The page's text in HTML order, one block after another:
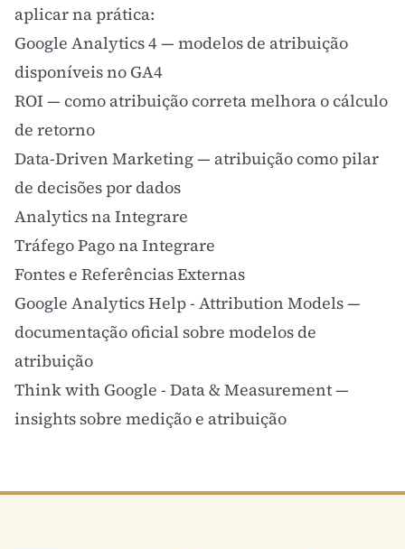
aplicar na prática:
Google Analytics 4— modelos de atribuição
disponíveis no GA4
ROI — como atribuição correta melhora o cálculo
de retorno
Data-Driven Marketing— atribuição como pilar
de decisões por dados
Analytics na Integrare
Tráfego Pago na Integrare
Fontes e Referências Externas
Google Analytics Help - Attribution Models—
documentação oficial sobre modelos de
atribuição
Think with Google - Data & Measurement—
insights sobre medição e atribuição